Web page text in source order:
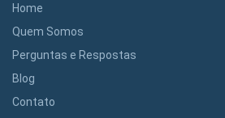
Home
Quem Somos
Perguntas e Respostas
Blog
Contato